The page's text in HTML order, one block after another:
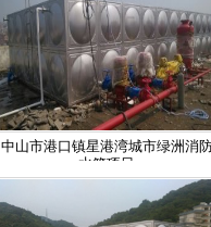
中山市港口镇星港湾城市绿洲消
水箱项目